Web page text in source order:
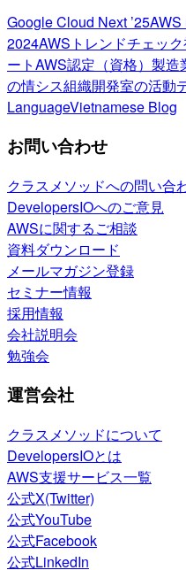
Google Cloud Next ’25AWS
2024AWSトレンドチェック
ートAWS認定（資格） 製造
の情シス組織開発室の活動
LanguageVietnamese Blog
お問い合わせ
クラスメソッドへの問い合
DevelopersIOへのご意見
AWSに関するご相談
資料ダウンロード
メールマガジン登録
セミナー情報
採用情報
会社説明会
勉強会
運営会社
クラスメソッドについて
DevelopersIOとは
AWS支援サービス一覧
公式X(Twitter)
公式YouTube
公式Facebook
公式LinkedIn